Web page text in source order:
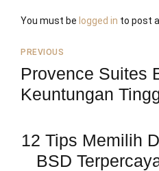
You must be logged in to post
PREVIOUS
Provence Suites
Keuntungan
12 Tips Memilih
BSD